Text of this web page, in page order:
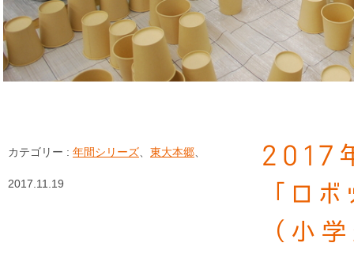
2017
「ロ
（小
カテゴリー : 年間シリーズ 東大本郷
2017.11.19